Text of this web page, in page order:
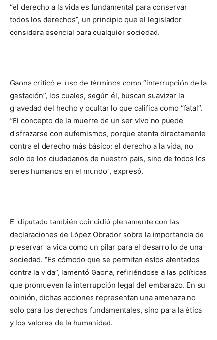
“el derecho a la vida es fundamental para conservar
todos los derechos”, un principio que el legislador
considera esencial para cualquier sociedad.
Gaona criticó el uso de términos como “interrupción de la
gestación”, los cuales, según él, buscan suavizar la
gravedad del hecho y ocultar lo que califica como “fatal”.
“El concepto de la muerte de un ser vivo no puede
disfrazarse con eufemismos, porque atenta directamente
contra el derecho más básico: el derecho a la vida, no
solo de los ciudadanos de nuestro país, sino de todos los
seres humanos en el mundo”, expresó.
El diputado también coincidió plenamente con las
declaraciones de López Obrador sobre la importancia de
preservar la vida como un pilar para el desarrollo de una
sociedad. “Es cómodo que se permitan estos atentados
contra la vida”, lamentó Gaona, refiriéndose a las políticas
que promueven la interrupción legal del embarazo. En su
opinión, dichas acciones representan una amenaza no
solo para los derechos fundamentales, sino para la ética
y los valores de la humanidad.